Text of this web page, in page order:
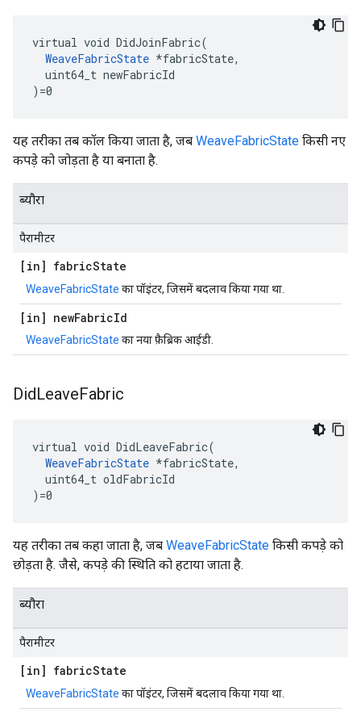
virtual void DidJoinFabric(
WeaveFabricState *fabricState,
  uint64_t newFabricId
)=0
यह तरीका तब कॉल किया जाता है, जब WeaveFabricState किसी नए
कपड़े को जोड़ता है या बनाता है.
ब्यौरा
पैरामीटर
[in] fabricState
WeaveFabricState का पॉइंटर, जिसमें बदलाव किया गया था.
[in] newFabricId
WeaveFabricState का नया फ़ैब्रिक आईडी.
DidLeaveFabric
virtual void DidLeaveFabric(
WeaveFabricState *fabricState,
  uint64_t oldFabricId
)=0
यह तरीका तब कहा जाता है, जब WeaveFabricState किसी कपड़े को
छोड़ता है. जैसे, कपड़े की स्थिति को हटाया जाता है.
ब्यौरा
पैरामीटर
[in] fabricState
WeaveFabricState का पॉइंटर, जिसमें बदलाव किया गया था.